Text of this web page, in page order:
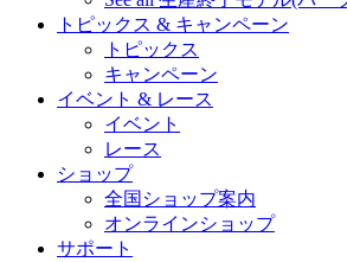
トピックス & キャンペーン
トピックス
キャンペーン
イベント & レース
イベント
レース
ショップ
全国ショップ案内
オンラインショップ
サポート